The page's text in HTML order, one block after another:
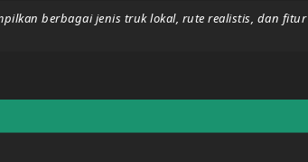
berbagai jenis truk lokal, rute realistis, dan fitur